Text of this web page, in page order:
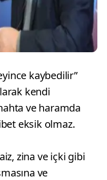
kaybedilir”
kendi
ve haramda
eksik olmaz.
zina ve içki gibi
ve